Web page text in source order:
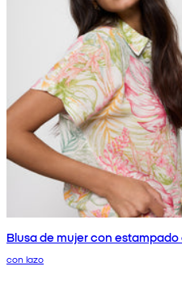
Blusa de mujer con
con lazo